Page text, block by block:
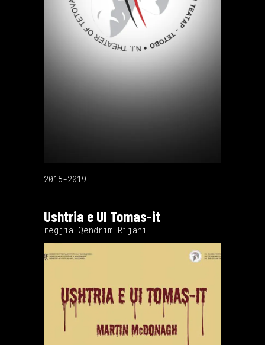
2015-2019
Ushtria e UI Tomas-it
regjia Qendrim Rijani